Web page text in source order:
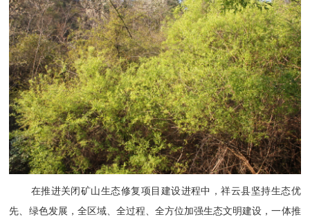
在推进关闭矿山生态修复项目建设进程中，祥云县坚持生态优
先、绿色发展，全区域、全过程、全方位加强生态文明建设，一体推